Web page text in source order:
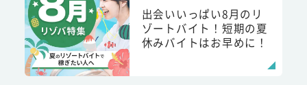
出会いいっぱい8月のリ
ゾートバイト！短期の夏
休みバイトはお早めに！